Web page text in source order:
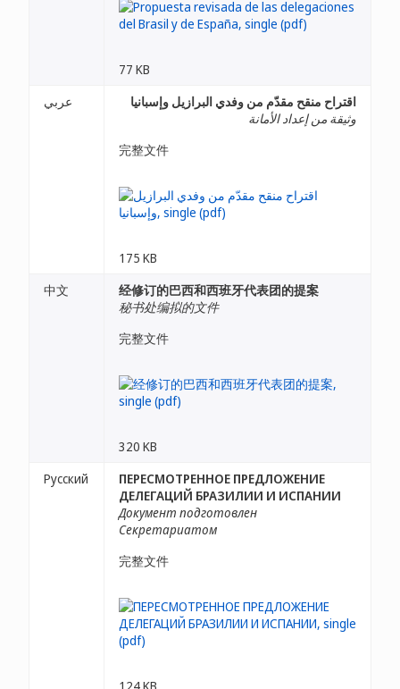
77 KB
عربي
اقتراح منقح مقدّم من وفدي البرازيل وإسبانيا
وثيقة من إعداد الأمانة
完整文件
175 KB
中文
经修订的巴西和西班牙代表团的提案
秘书处编拟的文件
完整文件
320 KB
Русский
ПЕРЕСМОТРЕННОЕ ПРЕДЛОЖЕНИЕ
ДЕЛЕГАЦИЙ БРАЗИЛИИ И ИСПАНИИ
Документ подготовлен
Секретариатом
完整文件